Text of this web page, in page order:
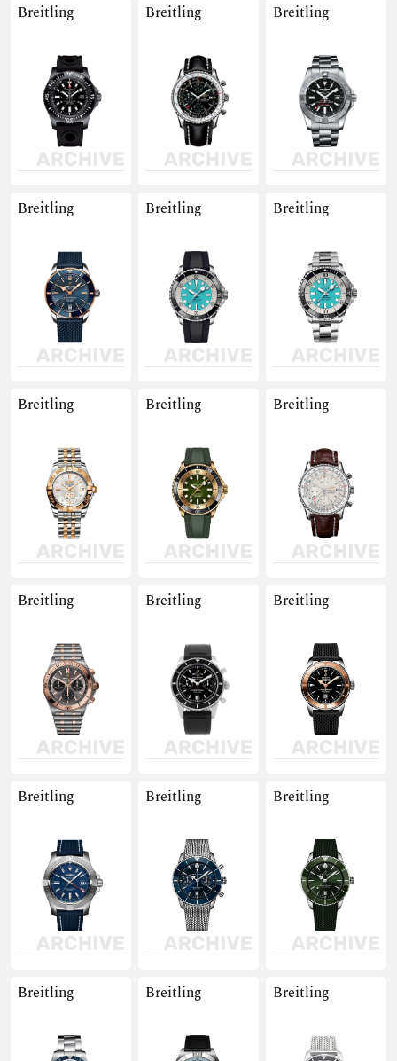
Breitling Breitling Breitling
Breitling Breitling Breitling
Breitling Breitling Breitling
Breitling Breitling Breitling
Breitling Breitling Breitling
Breitling Breitling Breitling